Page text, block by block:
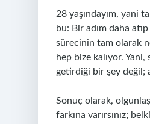
28 yaşındayım, yani
bu: Bir adım daha
sürecinin tam olarak
hep bize kalıyor.
getirdiği bir şey değil;
Sonuç olarak,
farkına varırsınız;